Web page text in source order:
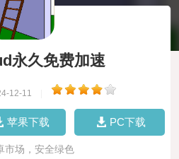
永久免费加速
12-11
苹果下载 PC下载
市场，安全绿色